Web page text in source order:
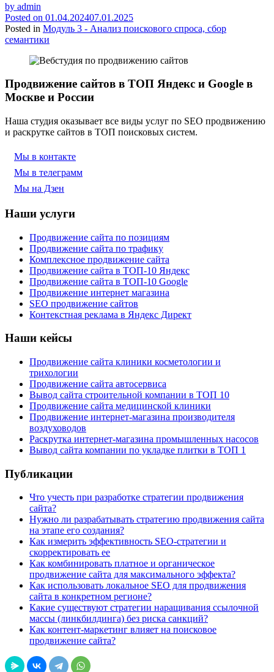
by admin
Posted on 01.04.202407.01.2025
Posted in Модуль 3 - Анализ поискового спроса, сбор
семантики
Продвижение сайтов в ТОП Яндекс и Google в
Москве и России
Наша студия оказывает все виды услуг по SEO продвижению
и раскрутке сайтов в ТОП поисковых систем.
Мы в контакте
Мы в телеграмм
Мы на Дзен
Наши услуги
Продвижение сайта по позициям
Продвижение сайта по трафику
Комплексное продвижение сайта
Продвижение сайта в ТОП-10 Яндекс
Продвижение сайта в ТОП-10 Google
Продвижение интернет магазина
SEO продвижение сайтов
Контекстная реклама в Яндекс Директ
Наши кейсы
Продвижение сайта клиники косметологии и
трихологии
Продвижение сайта автосервиса
Вывод сайта строительной компании в ТОП 10
Продвижение сайта медицинской клиники
Продвижение интернет-магазина производителя
воздуховодов
Раскрутка интернет-магазина промышленных насосов
Вывод сайта компании по укладке плитки в ТОП 1
Публикации
Что учесть при разработке стратегии продвижения
сайта?
Нужно ли разрабатывать стратегию продвижения сайта
на этапе его создания?
Как измерить эффективность SEO-стратегии и
скорректировать ее
Как комбинировать платное и органическое
продвижение сайта для максимального эффекта?
Как использовать локальное SEO для продвижения
сайта в конкретном регионе?
Какие существуют стратегии наращивания ссылочной
массы (линкбилдинга) без риска санкций?
Как контент-маркетинг влияет на поисковое
продвижение сайта?